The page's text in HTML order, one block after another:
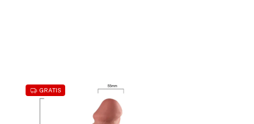
GRATIS